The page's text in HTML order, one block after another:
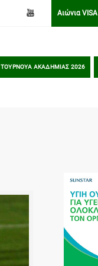
Αιώνια VISA
ΤΟΥΡΝΟΥΑ ΑΚΑΔΗΜΙΑΣ 2026